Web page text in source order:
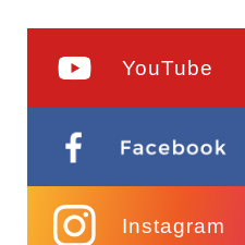
YouTube
Instagram